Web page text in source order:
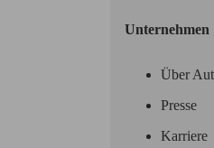
Unternehmen
Über
Presse
Karriere